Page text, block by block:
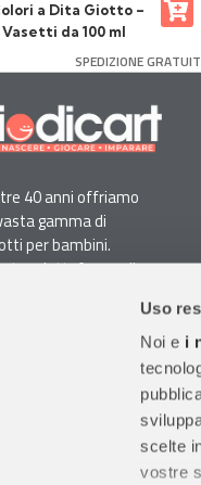
Uso
Noi e i
scelte
vostre
a Dita Giotto –
Vasetti da 100 ml
SPEDIZIONE
40 anni offriamo
gamma di
per bambini.
piattaforma di
di giocattoli, articoli
cancelleria e